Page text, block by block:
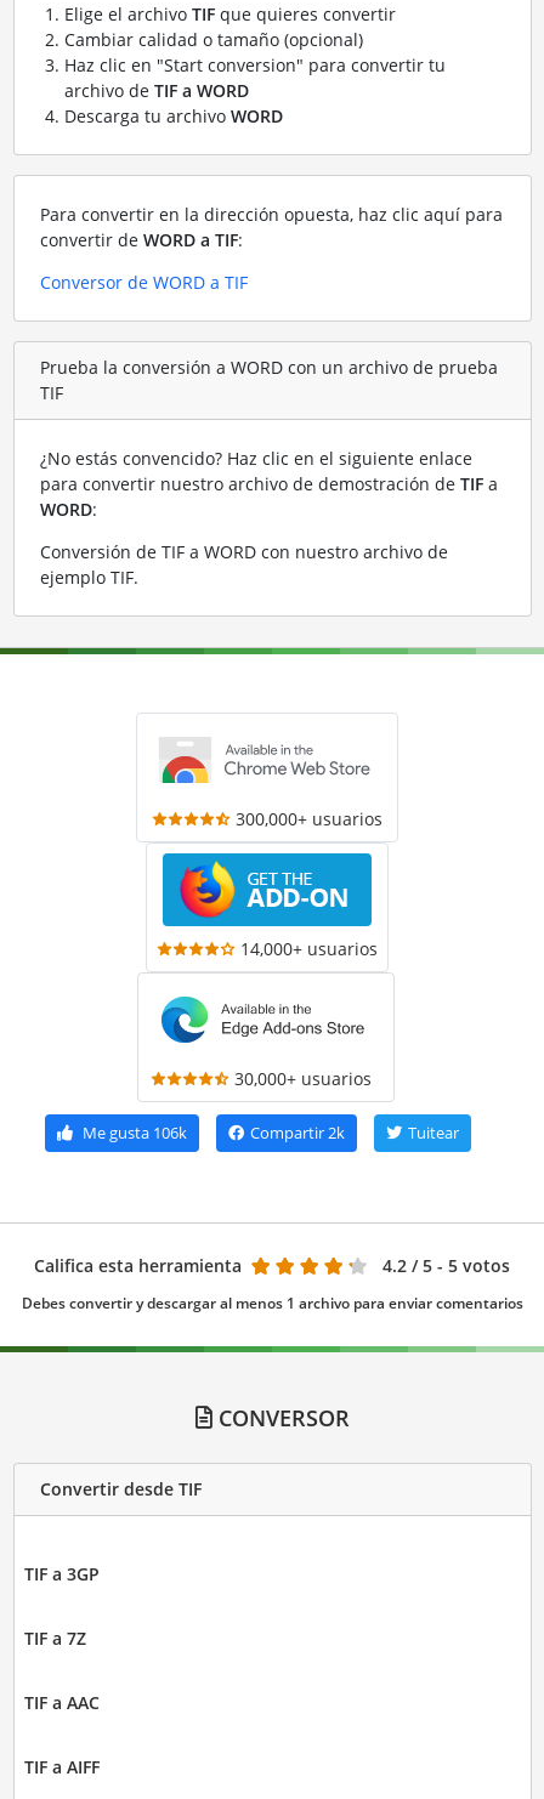
Elige el archivo TIFque quieres convertir
Cambiar calidad o tamaño (opcional)
Haz clic en "Start conversion" para convertir tu
archivo de TIF a WORD
Descarga tu archivo WORD
Para convertir en la dirección opuesta, haz clic aquí para
convertir de WORD a TIF:
Conversor de WORD a TIF
Prueba la conversión a WORD con un archivo de prueba
TIF
¿No estás convencido? Haz clic en el siguiente enlace
para convertir nuestro archivo de demostración de TIFa
WORD:
Conversión de TIF a WORD con nuestro archivo de
ejemplo TIF.
300,000+ usuarios
14,000+ usuarios
30,000+ usuarios
Me gusta106k Compartir2k Tuitear
Califica esta herramienta 4.2 / 5 - 5 votos
Debes convertir y descargar al menos 1 archivo para enviar comentarios
CONVERSOR
Convertir desde TIF
TIF a 3GP
TIF a 7Z
TIF a AAC
TIF a AIFF